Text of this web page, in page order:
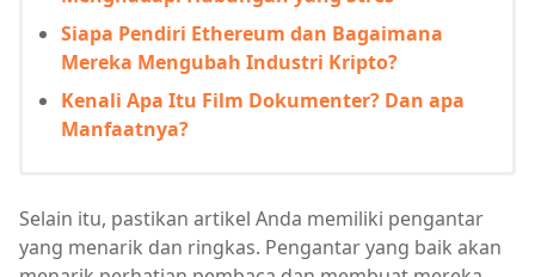
Siapa Pendiri Ethereum dan Bagaimana
Mereka Mengubah Industri Kripto?
Kenali Apa Itu Film Dokumenter? Dan apa
Manfaatnya?
Selain itu, pastikan artikel Anda memiliki pengantar
yang menarik dan ringkas. Pengantar yang baik akan